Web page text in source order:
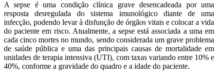
A sepse é uma condição clínica grave desencadeada por uma
resposta desregulada do sistema imunológico diante de uma
infecção, podendo levar à disfunção de órgãos vitais e colocar a vida
do paciente em risco. Atualmente, a sepse está associada a uma em
cada cinco mortes no mundo, sendo considerada um grave problema
de saúde pública e uma das principais causas de mortalidade em
unidades de terapia intensiva (UTI), com taxas variando entre 10% e
40%, conforme a gravidade do quadro e a idade do paciente.